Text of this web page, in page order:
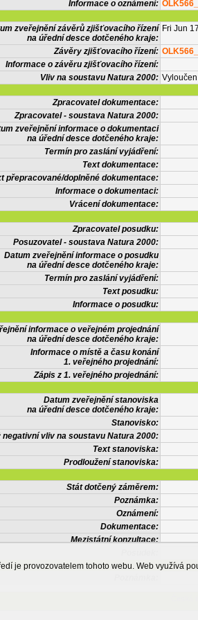
Informace o oznámení:
zveřejnění závěrů zjišťovacího řízení
na úřední desce dotčeného kraje:
Fri Jun
Závěry zjišťovacího řízení:
Informace o závěru zjišťovacího řízení:
Vliv na soustavu Natura 2000:
Zpracovatel dokumentace:
Zpracovatel - soustava Natura 2000:
zveřejnění informace o dokumentaci
na úřední desce dotčeného kraje:
Termín pro zaslání vyjádření:
Text dokumentace:
přepracované/doplněné dokumentace:
Informace o dokumentaci:
Vrácení dokumentace:
Zpracovatel posudku:
Posuzovatel - soustava Natura 2000:
Datum zveřejnění informace o posudku
na úřední desce dotčeného kraje:
Termín pro zaslání vyjádření:
Text posudku:
Informace o posudku:
informace o veřejném projednání
na úřední desce dotčeného kraje:
Informace o místě a času konání
1. veřejného projednání:
Zápis z 1. veřejného projednání:
Datum zveřejnění stanoviska
na úřední desce dotčeného kraje:
Stanovisko:
negativní vliv na soustavu Natura 2000:
Text stanoviska:
Prodloužení stanoviska:
Stát dotčený záměrem:
Poznámka:
Oznámení:
Dokumentace:
Mezistátní konzultace:
je provozovatelem tohoto webu. Web využívá